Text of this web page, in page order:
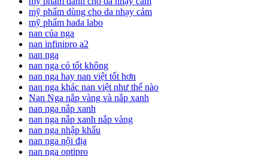
mỹ phẩm dùng cho da nhạy cảm
mỹ phẩm hada labo
nan của nga
nan infinipro a2
nan nga
nan nga có tốt không
nan nga hay nan việt tốt hơn
nan nga khác nan việt như thế nào
Nan Nga nắp vàng và nắp xanh
nan nga nắp xanh
nan nga nắp xanh nắp vàng
nan nga nhập khẩu
nan nga nội địa
nan nga optipro